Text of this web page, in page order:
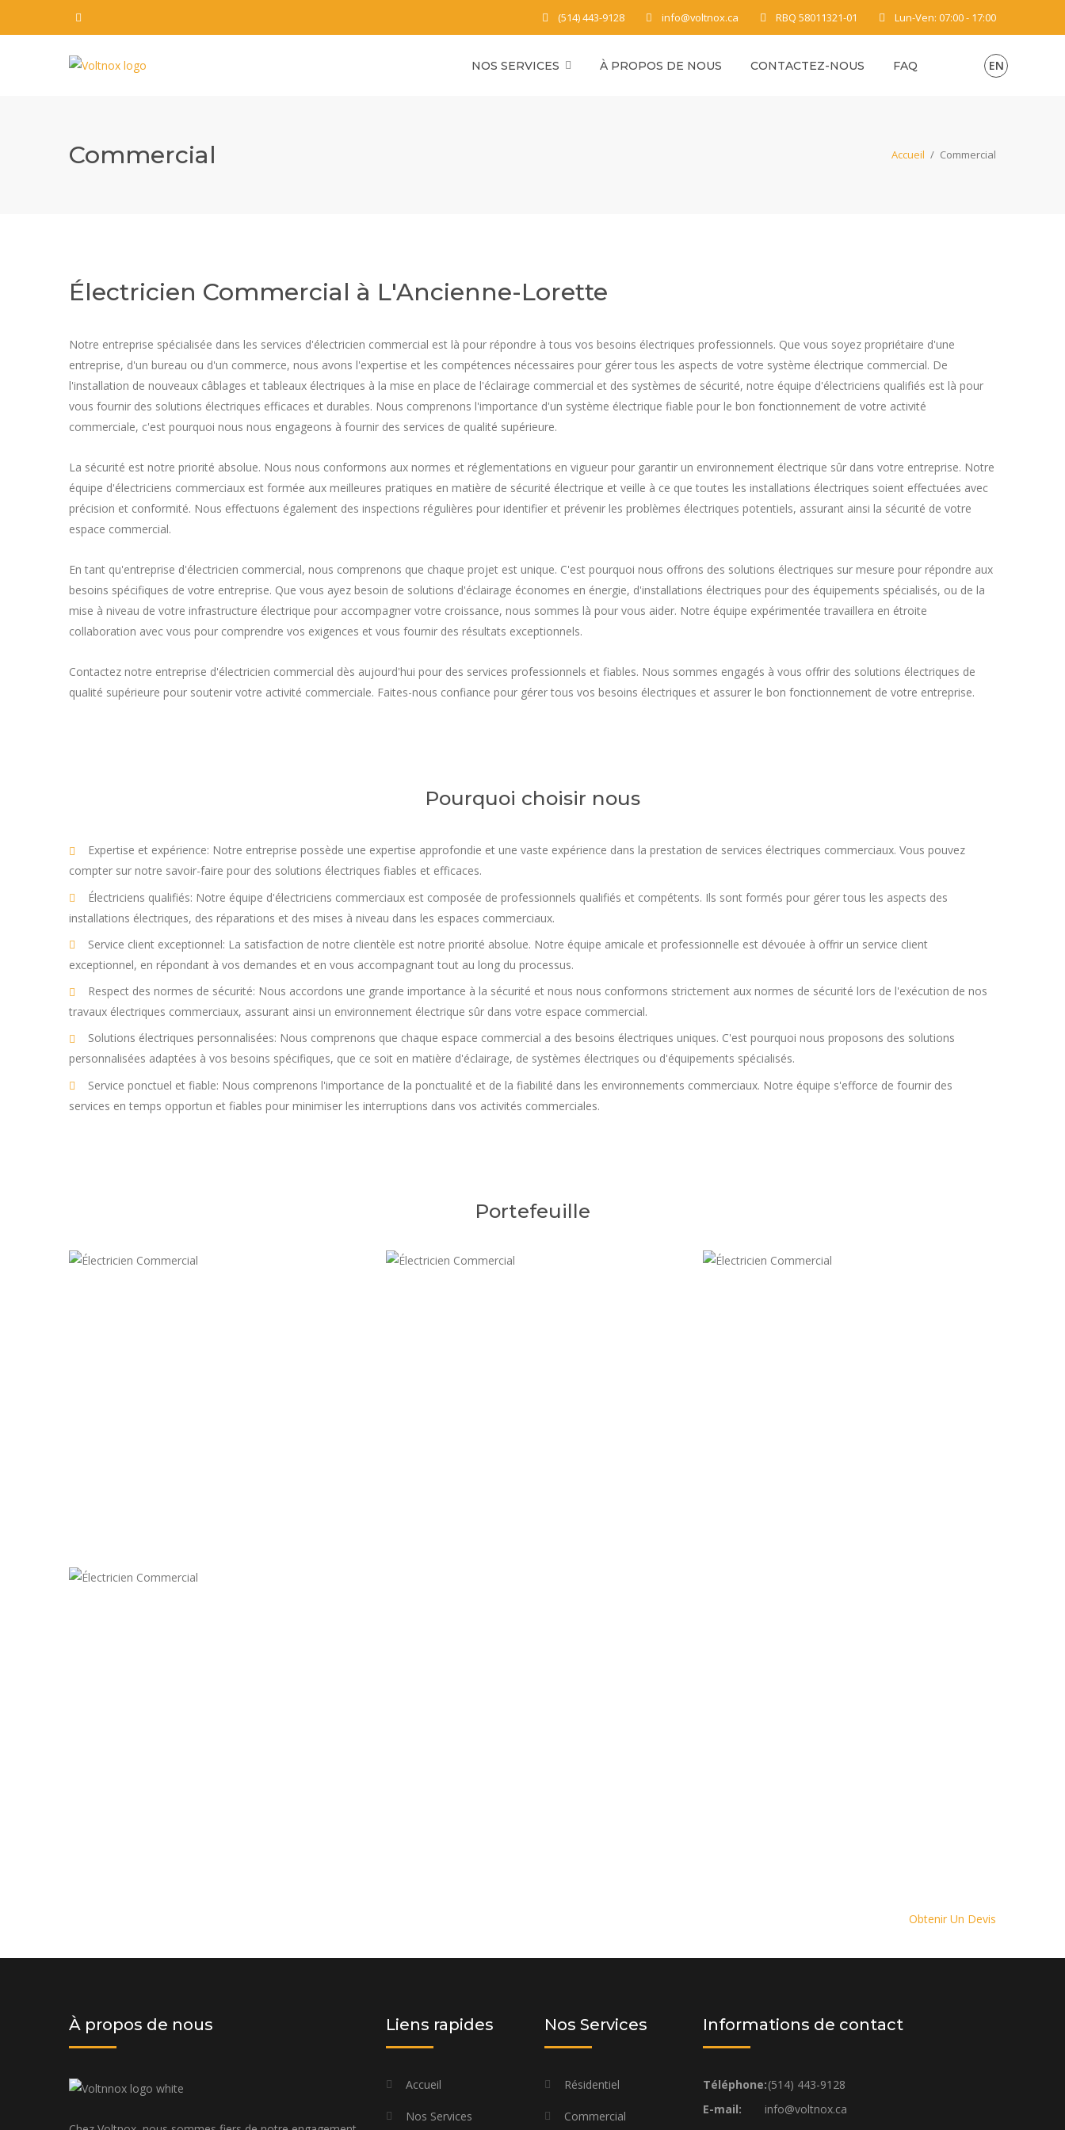
(514) 443-9128 info@voltnox.ca RBQ 58011321-01 Lun-Ven: 07:00 - 17:00
NOS SERVICES À PROPOS DE NOUS CONTACTEZ-NOUS FAQ EN
Commercial Accueil / Commercial
Électricien Commercial à L'Ancienne-Lorette
Notre entreprise spécialisée dans les services d'électricien commercial est là pour répondre à tous vos besoins électriques professionnels. Que vous soyez propriétaire d'une
entreprise, d'un bureau ou d'un commerce, nous avons l'expertise et les compétences nécessaires pour gérer tous les aspects de votre système électrique commercial. De
l'installation de nouveaux câblages et tableaux électriques à la mise en place de l'éclairage commercial et des systèmes de sécurité, notre équipe d'électriciens qualifiés est là pour
vous fournir des solutions électriques efficaces et durables. Nous comprenons l'importance d'un système électrique fiable pour le bon fonctionnement de votre activité
commerciale, c'est pourquoi nous nous engageons à fournir des services de qualité supérieure.
La sécurité est notre priorité absolue. Nous nous conformons aux normes et réglementations en vigueur pour garantir un environnement électrique sûr dans votre entreprise. Notre
équipe d'électriciens commerciaux est formée aux meilleures pratiques en matière de sécurité électrique et veille à ce que toutes les installations électriques soient effectuées avec
précision et conformité. Nous effectuons également des inspections régulières pour identifier et prévenir les problèmes électriques potentiels, assurant ainsi la sécurité de votre
espace commercial.
En tant qu'entreprise d'électricien commercial, nous comprenons que chaque projet est unique. C'est pourquoi nous offrons des solutions électriques sur mesure pour répondre aux
besoins spécifiques de votre entreprise. Que vous ayez besoin de solutions d'éclairage économes en énergie, d'installations électriques pour des équipements spécialisés, ou de la
mise à niveau de votre infrastructure électrique pour accompagner votre croissance, nous sommes là pour vous aider. Notre équipe expérimentée travaillera en étroite
collaboration avec vous pour comprendre vos exigences et vous fournir des résultats exceptionnels.
Contactez notre entreprise d'électricien commercial dès aujourd'hui pour des services professionnels et fiables. Nous sommes engagés à vous offrir des solutions électriques de
qualité supérieure pour soutenir votre activité commerciale. Faites-nous confiance pour gérer tous vos besoins électriques et assurer le bon fonctionnement de votre entreprise.
Pourquoi choisir nous
Expertise et expérience: Notre entreprise possède une expertise approfondie et une vaste expérience dans la prestation de services électriques commerciaux. Vous pouvez
compter sur notre savoir-faire pour des solutions électriques fiables et efficaces.
Électriciens qualifiés: Notre équipe d'électriciens commerciaux est composée de professionnels qualifiés et compétents. Ils sont formés pour gérer tous les aspects des
installations électriques, des réparations et des mises à niveau dans les espaces commerciaux.
Service client exceptionnel: La satisfaction de notre clientèle est notre priorité absolue. Notre équipe amicale et professionnelle est dévouée à offrir un service client
exceptionnel, en répondant à vos demandes et en vous accompagnant tout au long du processus.
Respect des normes de sécurité: Nous accordons une grande importance à la sécurité et nous nous conformons strictement aux normes de sécurité lors de l'exécution de nos
travaux électriques commerciaux, assurant ainsi un environnement électrique sûr dans votre espace commercial.
Solutions électriques personnalisées: Nous comprenons que chaque espace commercial a des besoins électriques uniques. C'est pourquoi nous proposons des solutions
personnalisées adaptées à vos besoins spécifiques, que ce soit en matière d'éclairage, de systèmes électriques ou d'équipements spécialisés.
Service ponctuel et fiable: Nous comprenons l'importance de la ponctualité et de la fiabilité dans les environnements commerciaux. Notre équipe s'efforce de fournir des
services en temps opportun et fiables pour minimiser les interruptions dans vos activités commerciales.
Portefeuille
Obtenir Un Devis
À propos de nous Liens rapides
Accueil
Nos Services
Nos Services
Résidentiel
Commercial
Informations de contact
Téléphone:(514) 443-9128
E-mail:
info@voltnox.ca